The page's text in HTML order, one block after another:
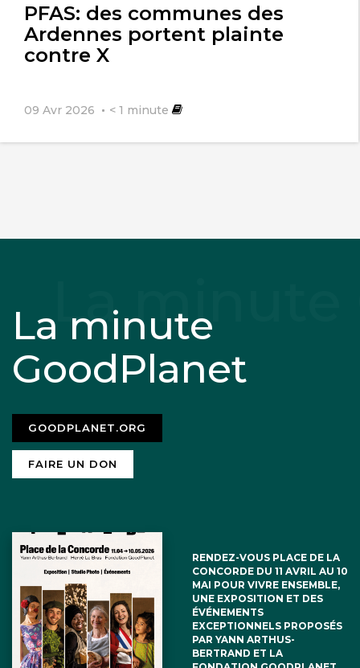
PFAS: des communes des
Ardennes portent plainte
contre X
09 Avr 2026 < 1 minute
La minute
GoodPlanet
GOODPLANET.ORG
FAIRE UN DON
RENDEZ-VOUS PLACE DE LA
CONCORDE DU 11 AVRIL AU 10
MAI POUR VIVRE ENSEMBLE,
UNE EXPOSITION ET DES
ÉVÉNEMENTS
EXCEPTIONNELS PROPOSÉS
PAR YANN ARTHUS-
BERTRAND ET LA